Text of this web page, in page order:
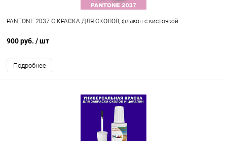
PANTONE 2037 C КРАСКА ДЛЯ СКОЛОВ, флакон с кисточкой
900 руб. / шт
Подробнее